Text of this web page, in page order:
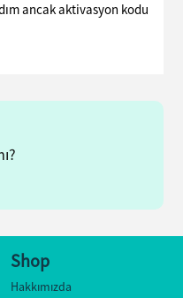
ancak aktivasyon kodu
Shop
Hakkımızda